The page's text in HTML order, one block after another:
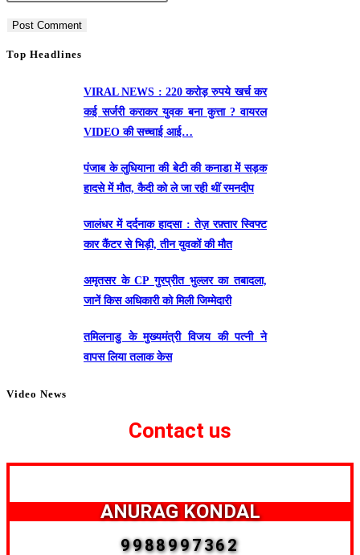
to
to
URL
Top Headlines
VIRAL NEWS : 220 करोड़ रुपये खर्च कर
कई सर्जरी कराकर युवक बना कुत्ता ? वायरल
VIDEO की सच्चाई आई…
पंजाब के लुधियाना की बेटी की कनाडा में सड़क
हादसे में माैत, कैदी को ले जा रही थीं रमनदीप
जालंधर में दर्दनाक हादसा : तेज़ रफ़्तार स्विफ्ट
कार कैंटर से भिड़ी, तीन युवकों की मौत
अमृतसर के CP गुरप्रीत भुल्लर का तबादला,
जानें किस अधिकारी को मिली जिम्मेदारी
तमिलनाडु के मुख्यमंत्री विजय की पत्नी ने
वापस लिया तलाक केस
Video News
Contact us
ANURAG KONDAL
9988997362